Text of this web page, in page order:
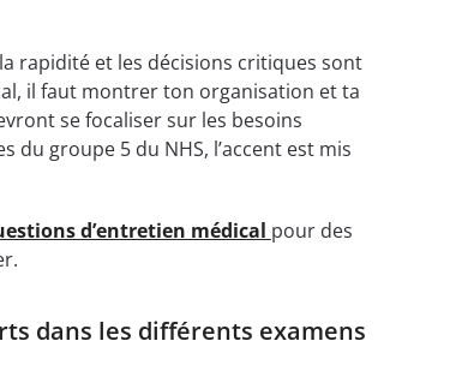
rapidité et les décisions critiques sont
il faut montrer ton organisation et ta
se focaliser sur les besoins
groupe 5 du NHS, l’accent est mis
d’entretien médical pour des
dans les différents examens